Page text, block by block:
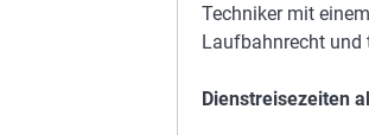
Techniker mit
Laufbahnrecht und
Dienstreisezeiten